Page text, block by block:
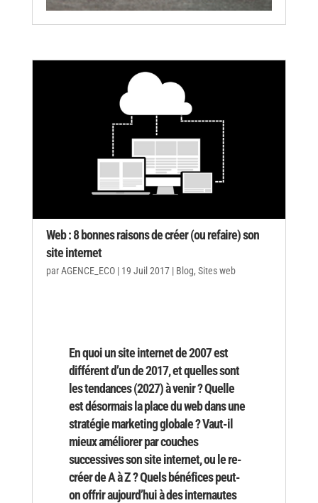
Web : 8 bonnes raisons de créer (ou refaire) son
site internet
parAGENCE_ECO| 19 Juil 2017| Blog, Sites web
En quoi un site internet de 2007 est
différent d’un de 2017, et quelles sont
les tendances (2027) à venir ? Quelle
est désormais la place du web dans une
stratégie marketing globale ? Vaut-il
mieux améliorer par couches
successives son site internet, ou le re-
créer de A à Z ? Quels bénéfices peut-
on offrir aujourd’hui à des internautes